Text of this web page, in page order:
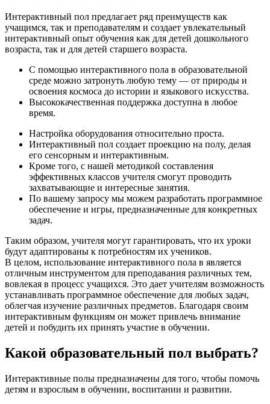
Интерактивный пол предлагает ряд преимуществ как
учащимся, так и преподавателям и создает увлекательный
интерактивный опыт обучения как для детей дошкольного
возраста, так и для детей старшего возраста.
С помощью интерактивного пола в образовательной
среде можно затронуть любую тему — от природы и
освоения космоса до истории и языкового искусства.
Высококачественная поддержка доступна в любое
время.
Настройка оборудования относительно проста.
Интерактивный пол создает проекцию на полу, делая
его сенсорным и интерактивным.
Кроме того, с нашей методикой составления
эффективных классов учителя смогут проводить
захватывающие и интересные занятия.
По вашему запросу мы можем разработать программное
обеспечение и игры, предназначенные для конкретных
задач.
Таким образом, учителя могут гарантировать, что их уроки
будут адаптированы к потребностям их учеников.
В целом, использование интерактивного пола в является
отличным инструментом для преподавания различных тем,
вовлекая в процесс учащихся. Это дает учителям возможность
устанавливать программное обеспечение для любых задач,
облегчая изучение различных предметов. Благодаря своим
интерактивным функциям он может привлечь внимание
детей и побудить их принять участие в обучении.
Какой образовательный пол выбрать?
Интерактивные полы предназначены для того, чтобы помочь
детям и взрослым в обучении, воспитании и развитии.